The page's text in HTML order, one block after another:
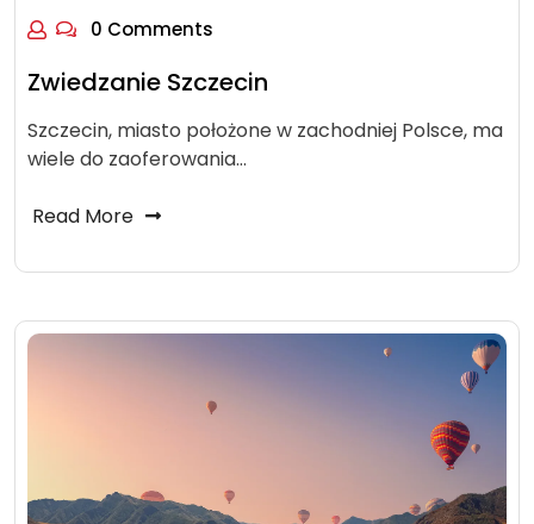
0 Comments
Zwiedzanie Szczecin
Szczecin, miasto położone w zachodniej Polsce, ma
wiele do zaoferowania…
Read More